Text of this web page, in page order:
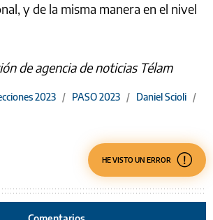
y de la misma manera en el nivel
de agencia de noticias Télam
2023 / PASO 2023 / Daniel Scioli /
HE VISTO UN ERROR